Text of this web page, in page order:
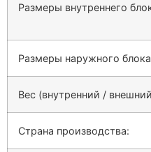
Размеры внутреннего
Размеры наружного
Вес (внутренний /
Страна производства: